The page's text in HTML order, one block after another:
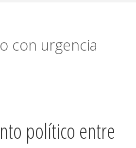
con urgencia
político entre